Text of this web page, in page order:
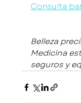
Consulta
Belleza
Medicina
seguros y